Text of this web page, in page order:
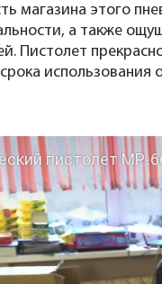
магазина этого
а также
Пистолет
использования
пистолет МР-